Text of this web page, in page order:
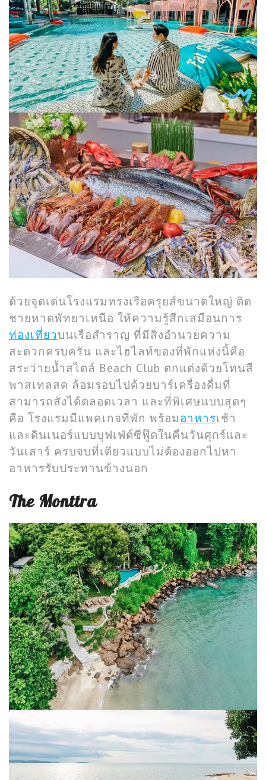
ด้วยจุดเด่นโรงแรมทรงเรือครุยส์ขนาดใหญ่ ติด
ชายหาดพัทยาเหนือ ให้ความรู้สึกเสมือนการ
ท่องเที่ยวบนเรือสำราญ ที่มีสิ่งอำนวยความ
สะดวกครบครัน และไฮไลท์ของที่พักแห่งนี้คือ
สระว่ายน้ำสไตล์ Beach Club ตกแต่งด้วยโทนสี
พาสเทลสด ล้อมรอบไปด้วยบาร์เครื่องดื่มที่
สามารถสั่งได้ตลอดเวลา และที่พิเศษแบบสุดๆ
คือ โรงแรมมีแพคเกจที่พัก พร้อมอาหารเช้า
และดินเนอร์แบบบุฟเฟ่ต์ซีฟู๊ดในคืนวันศุกร์และ
วันเสาร์ ครบจบที่เดียวแบบไม่ต้องออกไปหา
อาหารรับประทานข้างนอก
The Monttra